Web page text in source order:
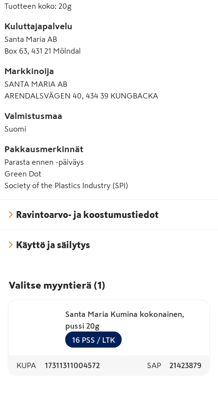
Tuotteen koko: 20g
Kuluttajapalvelu
Santa Maria AB
Box 63, 431 21 Mölndal
Markkinoija
SANTA MARIA AB
ARENDALSVÄGEN 40, 434 39 KUNGBACKA
Valmistusmaa
Suomi
Pakkausmerkinnät
Parasta ennen -päiväys
Green Dot
Society of the Plastics Industry (SPI)
Ravintoarvo- ja koostumustiedot
Käyttö ja säilytys
Valitse myyntierä (1 )
Santa Maria Kumina kokonainen,
pussi 20g
16 PSS / LTK
KUPA 17311311004572 SAP 21423879